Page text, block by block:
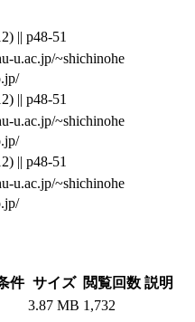
|| p48-51
u.ac.jp/~shichinohe
|| p48-51
u.ac.jp/~shichinohe
|| p48-51
u.ac.jp/~shichinohe
件 サイズ 閲覧回数 説明
3.87 MB 1,732